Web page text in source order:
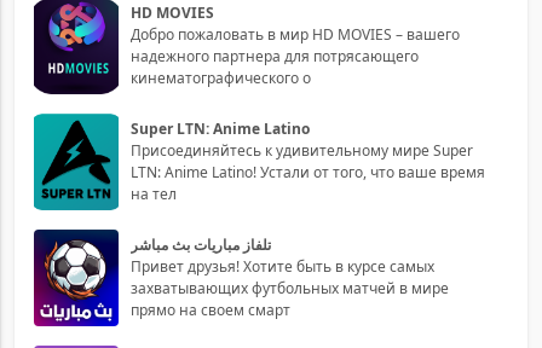
HD MOVIES
Добро пожаловать в мир HD MOVIES – вашего
надежного партнера для потрясающего
кинематографического о
Super LTN: Anime Latino
Присоединяйтесь к удивительному мире Super
LTN: Anime Latino! Устали от того, что ваше время
на тел
تلفاز مباريات بث مباشر
Привет друзья! Хотите быть в курсе самых
захватывающих футбольных матчей в мире
прямо на своем смарт